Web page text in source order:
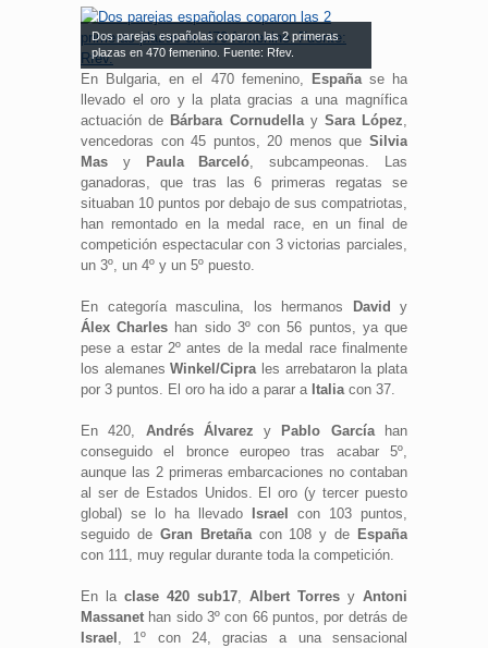
Dos parejas españolas coparon las 2 primeras
plazas en 470 femenino. Fuente: Rfev.
En Bulgaria, en el 470 femenino, Españase ha
llevado el oro y la plata gracias a una magnífica
actuación de Bárbara Cornudellay Sara López,
vencedoras con 45 puntos, 20 menos que Silvia
Mas y Paula Barceló, subcampeonas. Las
ganadoras, que tras las 6 primeras regatas se
situaban 10 puntos por debajo de sus compatriotas,
han remontado en la medal race, en un final de
competición espectacular con 3 victorias parciales,
un 3º, un 4º y un 5º puesto.
En categoría masculina, los hermanos David y
Álex Charles han sido 3º con 56 puntos, ya que
pese a estar 2º antes de la medal race finalmente
los alemanesWinkel/Ciprales arrebataron la plata
por 3 puntos. El oro ha ido a parar a Italia con 37.
En 420, Andrés Álvarez y Pablo Garcíahan
conseguido el bronce europeo tras acabar 5º,
aunque las 2 primeras embarcaciones no contaban
al ser de Estados Unidos. El oro (y tercer puesto
global) se lo ha llevado
Israel
con 103 puntos,
seguido de Gran Bretañacon 108 y de España
con 111, muy regular durante toda la competición.
En la clase 420 sub17, Albert Torres y Antoni
Massanet han sido 3º con 66 puntos, por detrás de
Israel , 1º con 24, gracias a una sensacional